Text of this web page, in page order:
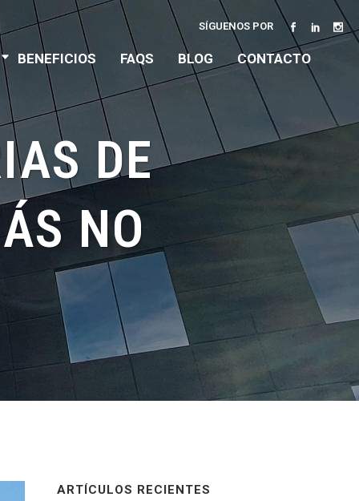
SÍGUENOS POR
BENEFICIOS FAQS BLOG CONTACTO
DE
NO
ARTÍCULOS RECIENTES